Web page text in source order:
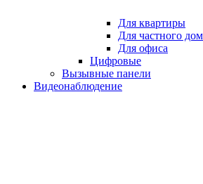
Для квартиры
Для частного
Для офиса
Цифровые
Вызывные панели
Видеонаблюдение